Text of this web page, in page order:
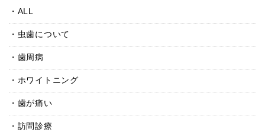
ALL
虫歯について
歯周病
ホワイトニング
歯が痛い
訪問診療